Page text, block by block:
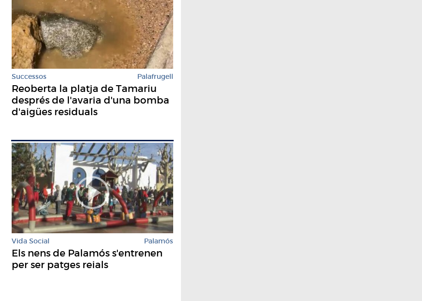
Successos Palafrugell
Reoberta la platja de Tamariu
després de l'avaria d'una bomba
d'aigües residuals
Vida Social Palamós
Els nens de Palamós s'entrenen
per ser patges reials